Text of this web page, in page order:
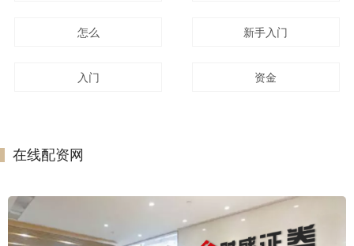
怎么 新手入门
入门 资金
在线配资网